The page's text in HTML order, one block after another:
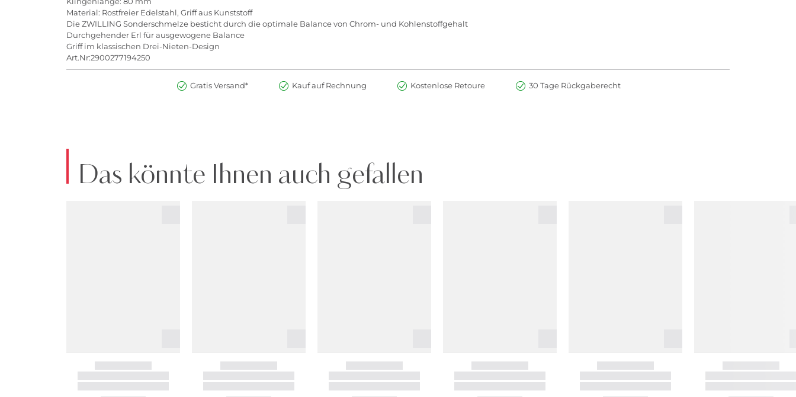
Material: Rostfreier Edelstahl, Griff aus Kunststoff
Die ZWILLING Sonderschmelze besticht durch die optimale Balance von Chrom- und Kohlenstoffgehalt
Durchgehender Erl für ausgewogene Balance
Griff im klassischen Drei-Nieten-Design
Art.Nr:2900277194250
Gratis Versand* Kauf auf Rechnung Kostenlose Retoure 30 Tage Rückgaberecht
Das könnte Ihnen auch gefallen